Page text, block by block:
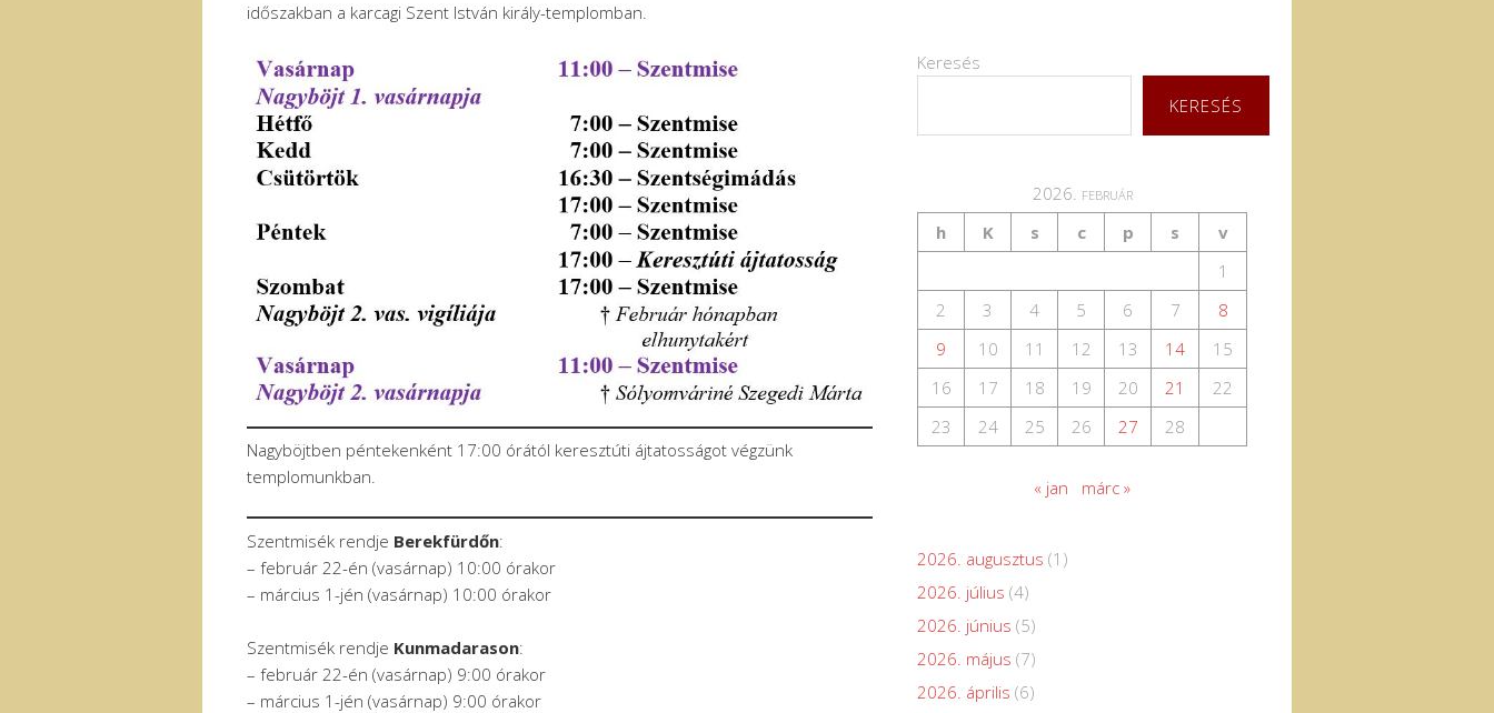
időszakban a karcagi Szent István király-templomban.
Nagyböjtben péntekenként 17:00 órától keresztúti ájtatosságot végzünk
templomunkban.
Szentmisék rendje Berekfürdőn:
– február 22-én (vasárnap) 10:00 órakor
– március 1-jén (vasárnap) 10:00 órakor
Szentmisék rendje Kunmadarason:
– február 22-én (vasárnap) 9:00 órakor
– március 1-jén (vasárnap) 9:00 órakor
Keresés
KERESÉS
2026. február
h
K s c p s
v
1
2
3 4 5 6 7
8
9
10 11 12 13 14
15
16
17 18 19 20 21
22
23
24 25 26 27 28
« jan márc »
2026. augusztus (1)
2026. július (4)
2026. június (5)
2026. május (7)
2026. április (6)